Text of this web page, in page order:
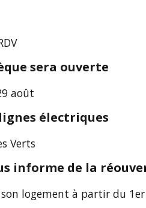
sera ouverte
août
électriques
Verts
informe de la
logement à partir du